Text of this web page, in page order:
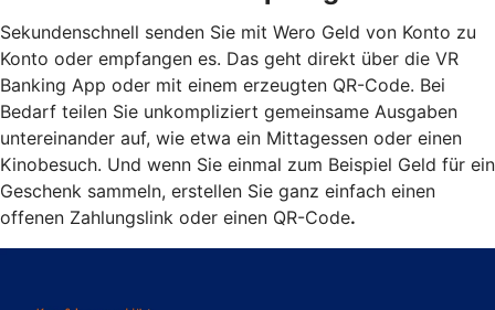
Sekundenschnell senden Sie mit Wero Geld von Konto zu
Konto oder empfangen es. Das geht direkt über die VR
Banking App oder mit einem erzeugten QR-Code. Bei
Bedarf teilen Sie unkompliziert gemeinsame Ausgaben
untereinander auf, wie etwa ein Mittagessen oder einen
Kinobesuch. Und wenn Sie einmal zum Beispiel Geld für ein
Geschenk sammeln, erstellen Sie ganz einfach einen
offenen Zahlungslink oder einen QR-Code.